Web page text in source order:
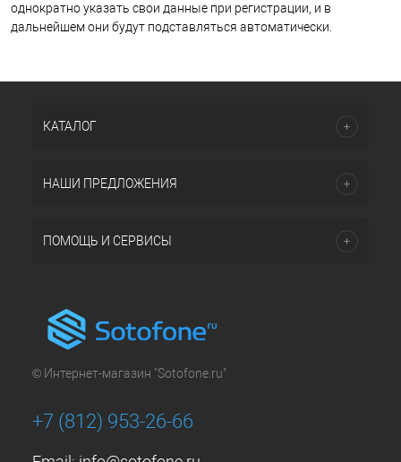
однократно указать свои данные при регистрации, и в
дальнейшем они будут подставляться автоматически.
КАТАЛОГ
НАШИ ПРЕДЛОЖЕНИЯ
ПОМОЩЬ И СЕРВИСЫ
© Интернет-магазин "Sotofone.ru"
+7 (812) 953-26-66